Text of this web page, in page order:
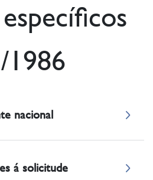
1986
nacional
á solicitude